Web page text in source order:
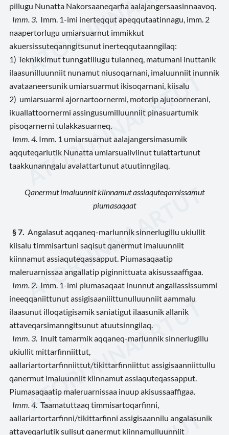
pillugu Nunatta Nakorsaaneqarfia aalajangersaasinnaavoq.
Imm. 3. Imm. 1-imi inerteqqut apeqqutaatinnagu, imm. 2
naapertorlugu umiarsuarnut immikkut
akuersissuteqanngitsunut inerteqqutaanngilaq:
1) Teknikkimut tunngatillugu tulanneq, matumani inuttanik
ilaasunilluunniit nunamut niusoqarnani, imaluunniit inunnik
avataaneersunik umiarsuarmut ikisoqarnani, kiisalu
2) umiarsuarmi ajornartoornermi, motorip ajutoornerani,
ikuallattoornermi assingusumilluunniit pinasuartumik
pisoqarnerni tulakkasuarneq.
Imm. 4. Imm. 1 umiarsuarnut aalajangersimasumik
aqquteqarlutik Nunatta umiarsualiviinut tulattartunut
taakkunanngalu avalattartunut atuutinngilaq.
Qanermut imaluunnit kiinnamut assiaquteqarnissamut
piumasaqaat
§ 7. Angalasut aqqaneq-marlunnik sinnerlugillu ukiullit
kiisalu timmisartuni saqisut qanermut imaluunniit
kiinnamut assiaquteqassapput. Piumasaqaatip
maleruarnissaa angallatip piginnittuata akisussaaffigaa.
Imm. 2. Imm. 1-imi piumasaqaat inunnut angallassissummi
ineeqqaniittunut assigisaaniiittunulluunniit aammalu
ilaasunut illoqatigisamik saniatigut ilaasunik allanik
attaveqarsimanngitsunut atuutsinngilaq.
Imm. 3. Inuit tamarmik aqqaneq-marlunnik sinnerlugillu
ukiullit mittarfinniittut,
aallariartortarfinniittut/tikittarfinniittut assigisaanniittullu
qanermut imaluunniit kiinnamut assiaquteqassapput.
Piumasaqaatip maleruarnissaa inuup akisussaaffigaa.
Imm. 4. Taamatuttaaq timmisartoqarfinni,
aallariartortarfinni/tikittarfinni assigisaannilu angalasunik
attaveqarlutik sulisut qanermut kiinnamulluunniit